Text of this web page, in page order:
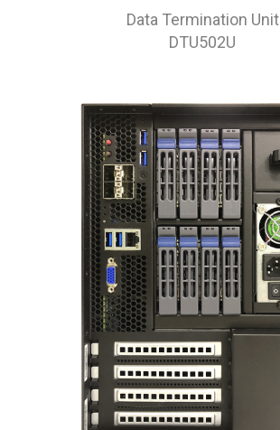
Data Termination Unit
DTU502U